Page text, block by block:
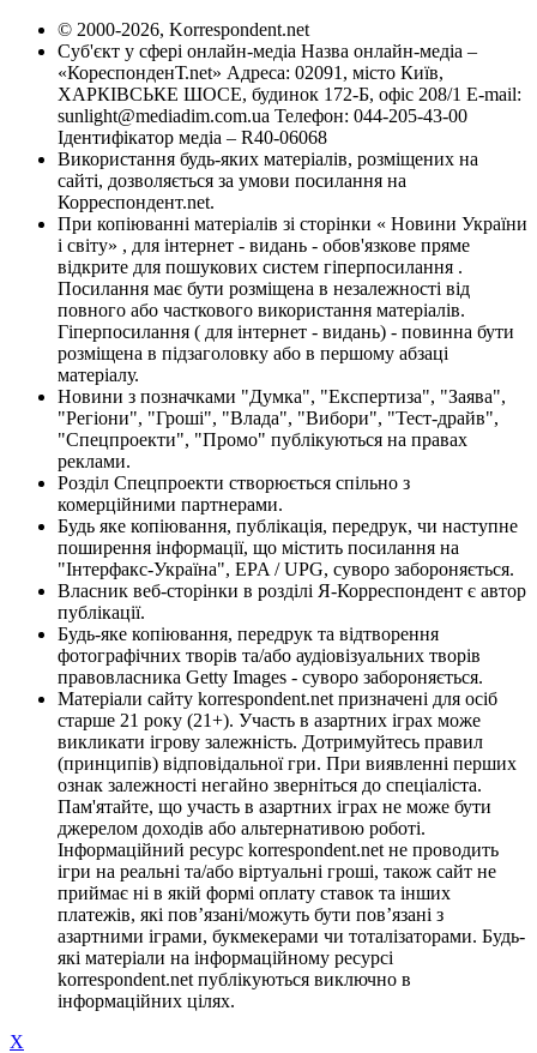
© 2000-2026, Korrespondent.net
Суб'єкт у сфері онлайн-медіа Назва онлайн-медіа –
«КореспонденТ.net» Адреса: 02091, місто Київ,
ХАРКІВСЬКЕ ШОСЕ, будинок 172-Б, офіс 208/1 E-mail:
sunlight@mediadim.com.ua Телефон: 044-205-43-00
Ідентифікатор медіа – R40-06068
Використання будь-яких матеріалів, розміщених на
сайті, дозволяється за умови посилання на
Корреспондент.net.
При копіюванні матеріалів зі сторінки « Новини України
і світу» , для інтернет - видань - обов'язкове пряме
відкрите для пошукових систем гіперпосилання .
Посилання має бути розміщена в незалежності від
повного або часткового використання матеріалів.
Гіперпосилання ( для інтернет - видань) - повинна бути
розміщена в підзаголовку або в першому абзаці
матеріалу.
Новини з позначками "Думка", "Експертиза", "Заява",
"Регіони", "Гроші", "Влада", "Вибори", "Тест-драйв",
"Спецпроекти", "Промо" публікуються на правах
реклами.
Розділ Спецпроекти створюється спільно з
комерційними партнерами.
Будь яке копіювання, публікація, передрук, чи наступне
поширення інформації, що містить посилання на
"Інтерфакс-Україна", EPA / UPG, суворо забороняється.
Власник веб-сторінки в розділі Я-Корреспондент є автор
публікації.
Будь-яке копіювання, передрук та відтворення
фотографічних творів та/або аудіовізуальних творів
правовласника Getty Images - суворо забороняється.
Матеріали сайту korrespondent.net призначені для осіб
старше 21 року (21+). Участь в азартних іграх може
викликати ігрову залежність. Дотримуйтесь правил
(принципів) відповідальної гри. При виявленні перших
ознак залежності негайно зверніться до спеціаліста.
Пам'ятайте, що участь в азартних іграх не може бути
джерелом доходів або альтернативою роботі.
Інформаційний ресурс korrespondent.net не проводить
ігри на реальні та/або віртуальні гроші, також сайт не
приймає ні в якій формі оплату ставок та інших
платежів, які пов’язані/можуть бути пов’язані з
азартними іграми, букмекерами чи тоталізаторами. Будь-
які матеріали на інформаційному ресурсі
korrespondent.net публікуються виключно в
інформаційних цілях.
X